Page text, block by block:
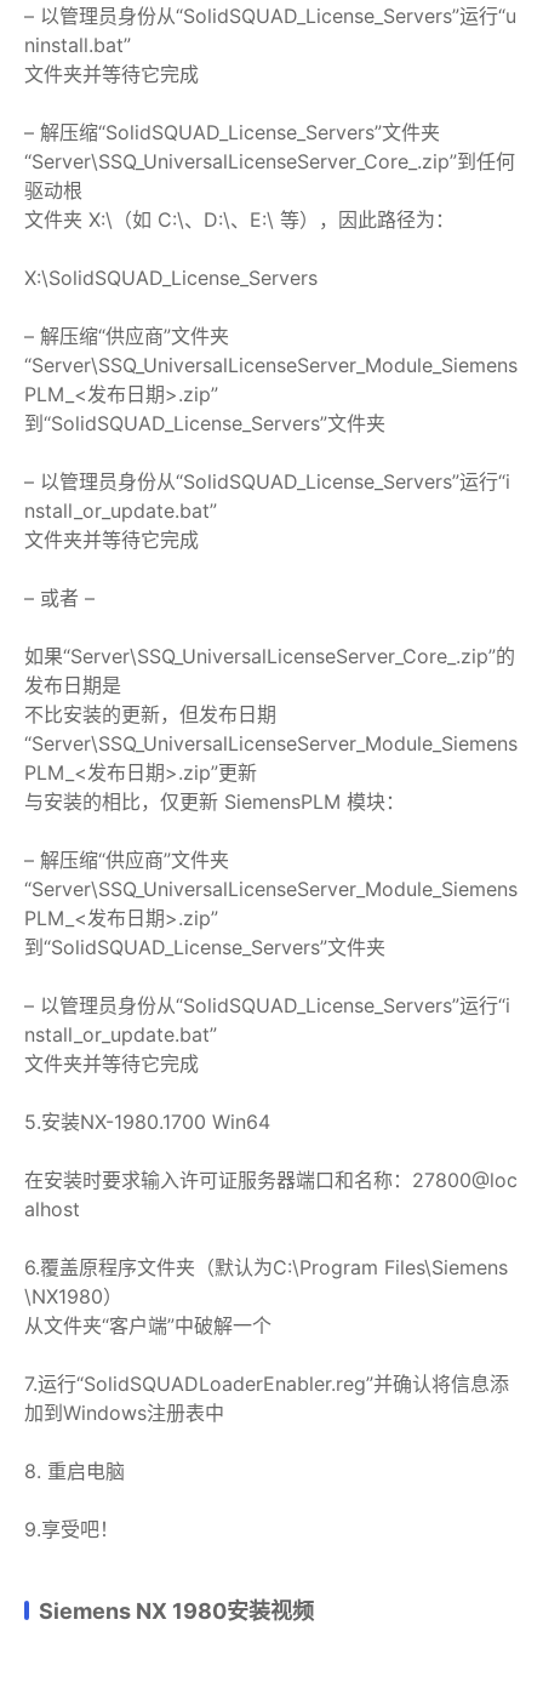
– 以管理员身份从“SolidSQUAD_License_Servers”运行“u
ninstall.bat”
文件夹并等待它完成
– 解压缩“SolidSQUAD_License_Servers”文件夹
“Server\SSQ_UniversalLicenseServer_Core_ .zip”到任何
驱动根
文件夹 X:\（如 C:\、D:\、E:\ 等），因此路径为：
X:\SolidSQUAD_License_Servers
– 解压缩“供应商”文件夹
“Server\SSQ_UniversalLicenseServer_Module_Siemens
PLM_<发布日期>.zip”
到“SolidSQUAD_License_Servers”文件夹
– 以管理员身份从“SolidSQUAD_License_Servers”运行“i
nstall_or_update.bat”
文件夹并等待它完成
– 或者 –
如果“Server\SSQ_UniversalLicenseServer_Core_ .zip”的
发布日期是
不比安装的更新，但发布日期
“Server\SSQ_UniversalLicenseServer_Module_Siemens
PLM_<发布日期>.zip”更新
与安装的相比，仅更新 SiemensPLM 模块：
– 解压缩“供应商”文件夹
“Server\SSQ_UniversalLicenseServer_Module_Siemens
PLM_<发布日期>.zip”
到“SolidSQUAD_License_Servers”文件夹
– 以管理员身份从“SolidSQUAD_License_Servers”运行“i
nstall_or_update.bat”
文件夹并等待它完成
5.安装NX-1980.1700 Win64
在安装时要求输入许可证服务器端口和名称：27800@loc
alhost
6.覆盖原程序文件夹（默认为C:\Program Files\Siemens
\NX1980）
从文件夹“客户端”中破解一个
7.运行“SolidSQUADLoaderEnabler.reg”并确认将信息添
加到Windows注册表中
8. 重启电脑
9.享受吧！
Siemens NX 1980安装视频